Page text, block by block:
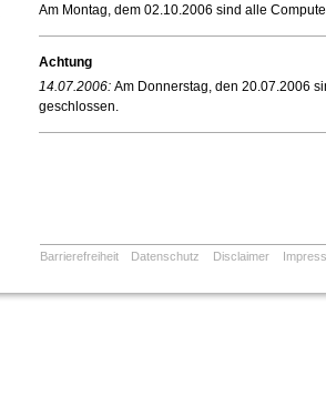
Am Montag, dem 02.10.2006 sind alle
Achtung
14.07.2006: Am Donnerstag, den 20.07.2006
geschlossen.
Barrierefreiheit Datenschutz Disclaimer